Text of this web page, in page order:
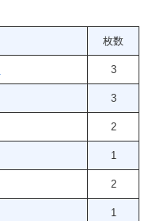
枚数
3
3
2
1
2
1